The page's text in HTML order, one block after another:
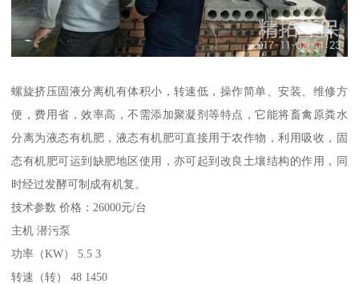
螺旋挤压固液分离机有体积小，转速低，操作简单、安装、维修方
便，费用省，效率高，不需添加聚凝剂等特点，它能将畜禽原粪水
分离为液态有机肥，液态有机肥可直接用于农作物，利用吸收，固
态有机肥可运到缺肥地区使用，亦可起到改良土壤结构的作用，同
时经过发酵可制成有机复。
技术参数 价格：26000元/台
主机 潜污泵
功率（KW） 5.5 3
转速（转） 48 1450